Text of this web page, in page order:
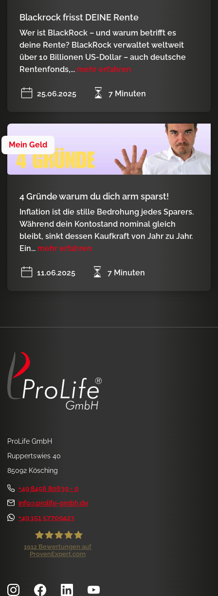
Blackrock frisst DEINE Rente
Wer ist BlackRock – und warum betrifft es
deine Rente? BlackRock verwaltet weltweit
über 10 Billionen US-Dollar – auch deutsche
Rentenfonds,... mehr erfahren
25.06.2025 7 Minuten
Mein Geld
4 Gründe warum du dich arm sparst!
Inflation ist die stille Bedrohung jedes Sparers.
Während dein Kontostand nominal gleich
bleibt, sinkt dessen Kaufkraft von Jahr zu Jahr.
Ein... mehr erfahren
11.06.2025 7 Minuten
ProLife GmbH
Ruppertswies 40
85092 Kösching
+49 8456 80639 - 0
info@prolife-gmbh.de
+49 151 57709423
1912 Bewertungen auf
ProvenExpert.com